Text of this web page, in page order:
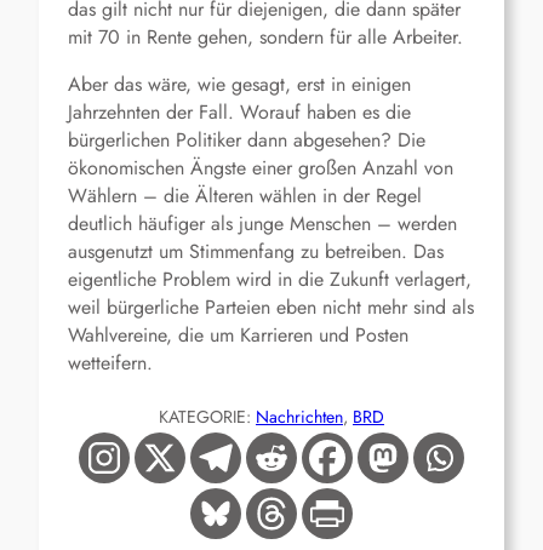
das gilt nicht nur für diejenigen, die dann später
mit 70 in Rente gehen, sondern für alle Arbeiter.
Aber das wäre, wie gesagt, erst in einigen
Jahrzehnten der Fall. Worauf haben es die
bürgerlichen Politiker dann abgesehen? Die
ökonomischen Ängste einer großen Anzahl von
Wählern – die Älteren wählen in der Regel
deutlich häufiger als junge Menschen – werden
ausgenutzt um Stimmenfang zu betreiben. Das
eigentliche Problem wird in die Zukunft verlagert,
weil bürgerliche Parteien eben nicht mehr sind als
Wahlvereine, die um Karrieren und Posten
wetteifern.
KATEGORIE: Nachrichten, BRD